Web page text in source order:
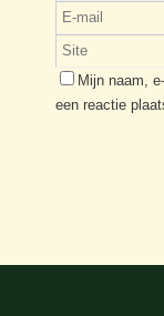
Mijn naam,
een reactie